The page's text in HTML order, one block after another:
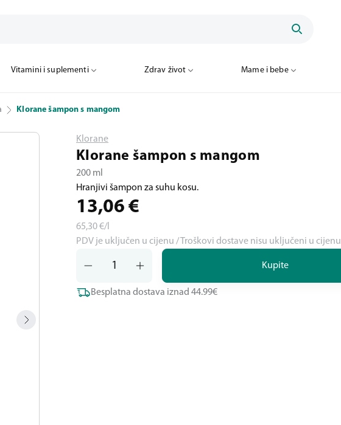
Vitamini i suplementi Zdrav život Mame i bebe
Klorane šampon s mangom
Klorane
Klorane šampon s mangom
200 ml
Hranjivi šampon za suhu kosu.
13,06 €
65,30€/l
PDV je uključen u cijenu / Troškovi dostave nisu uključeni u cijenu
Kupite
Besplatna dostava iznad 44.99€